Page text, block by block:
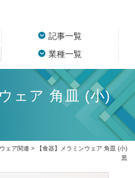
記事一覧
業種一覧
ェア 角皿 (小)
ェア関連 > 【食器】メラミンウェア 角皿 (小)
黒